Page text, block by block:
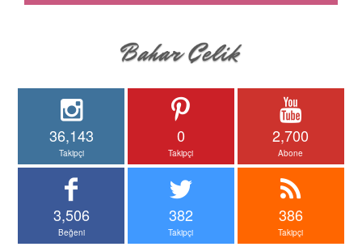
36,143
Takipçi
0
Takipçi
2,700
Abone
3,506
Beğeni
382
Takipçi
386
Takipçi